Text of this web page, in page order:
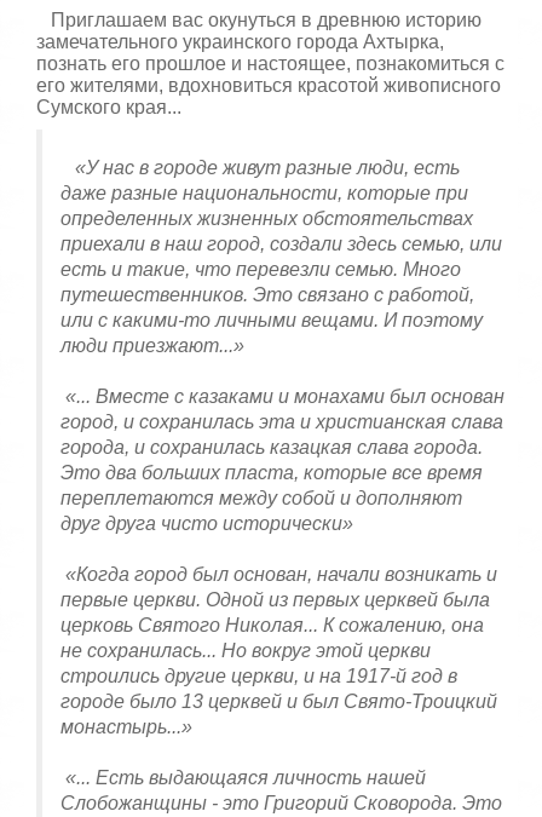
Приглашаем вас окунуться в древнюю историю
замечательного украинского города Ахтырка,
познать его прошлое и настоящее, познакомиться с
его жителями, вдохновиться красотой живописного
Сумского края...
«У нас в городе живут разные люди, есть
даже разные национальности, которые при
определенных жизненных обстоятельствах
приехали в наш город, создали здесь семью, или
есть и такие, что перевезли семью. Много
путешественников. Это связано с работой,
или с какими-то личными вещами. И поэтому
люди приезжают...»
«... Вместе с казаками и монахами был основан
город, и сохранилась эта и христианская слава
города, и сохранилась казацкая слава города.
Это два больших пласта, которые все время
переплетаются между собой и дополняют
друг друга чисто исторически»
«Когда город был основан, начали возникать и
первые церкви. Одной из первых церквей была
церковь Святого Николая... К сожалению, она
не сохранилась... Но вокруг этой церкви
строились другие церкви, и на 1917-й год в
городе было 13 церквей и был Свято-Троицкий
монастырь...»
«... Есть выдающаяся личность нашей
Слобожанщины - это Григорий Сковорода. Это